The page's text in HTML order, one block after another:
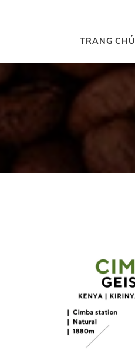
TRANG CHỦ